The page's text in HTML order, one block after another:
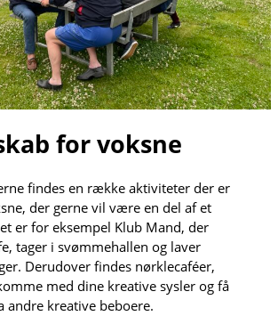
for voksne
findes en række aktiviteter der er
der gerne vil være en del af et
er for eksempel Klub Mand, der
tager i svømmehallen og laver
Derudover findes nørklecaféer,
med dine kreative sysler og få
andre kreative beboere.